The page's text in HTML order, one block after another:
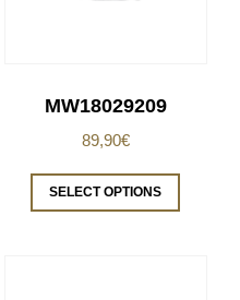
MW18029209
89,90€
SELECT OPTIONS